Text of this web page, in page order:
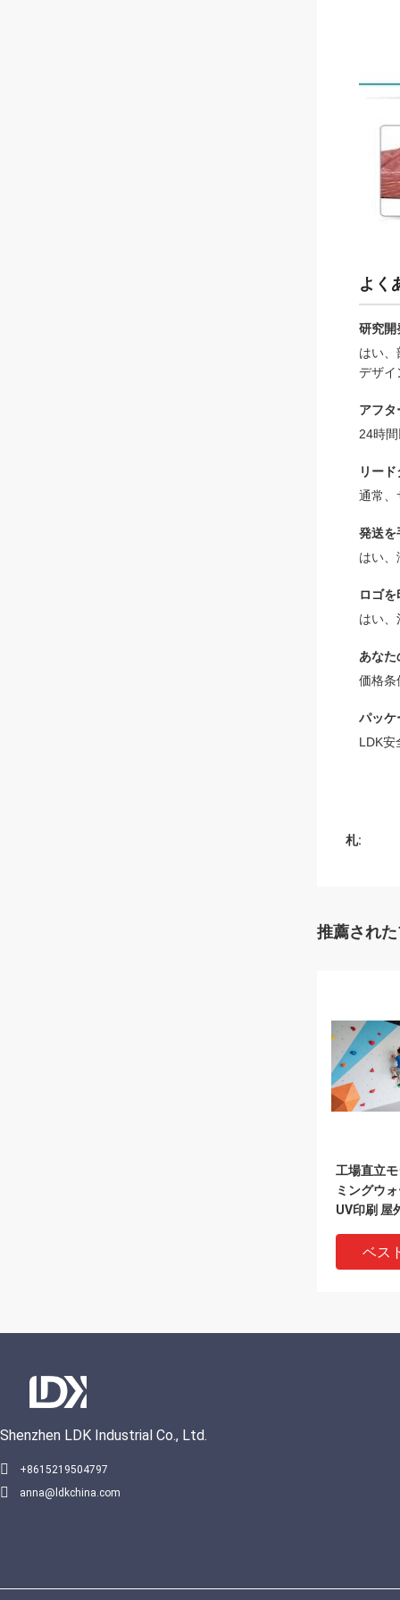
よく
研究開
はい
デザイ
アフ
24時
リー
通常、
発送を
はい
ロゴ
はい
あな
価格条
パッケ
LDK安
札:
推薦され
工場直立
ミングウ
UV印刷 屋
ベス
ベス
Shenzhen LDK Industrial Co., Ltd.
+8615219504797
anna@ldkchina.com